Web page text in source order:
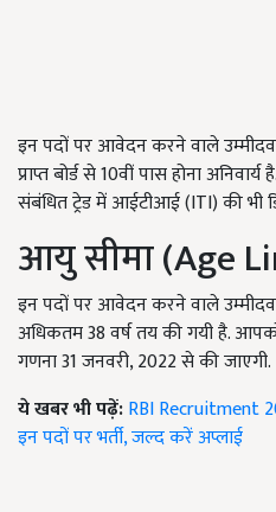
इन पदों पर आवेदन करने वाले
प्राप्त बोर्ड से 10वीं पास होना
संबंधित ट्रेड में आईटीआई (ITI) की भी
आयु सीमा (Age
इन पदों पर आवेदन करने वाले
अधिकतम 38 वर्ष तय की गयी है.
गणना 31 जनवरी, 2022 से की जाएगी.
ये खबर भी पढ़ें:RBI Recruitment
इन पदों पर भर्ती, जल्द करें अप्लाई